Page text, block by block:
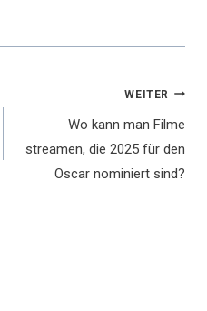
WEITER
Wo kann man Filme
streamen, die 2025 für den
Oscar nominiert sind?